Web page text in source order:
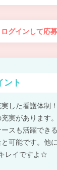
ログインして応
ント
実した看護体制
実があります
スも活躍でき
可能です。他
レイですよ☆